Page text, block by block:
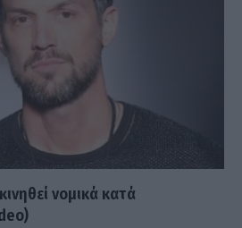
νομικά κατά